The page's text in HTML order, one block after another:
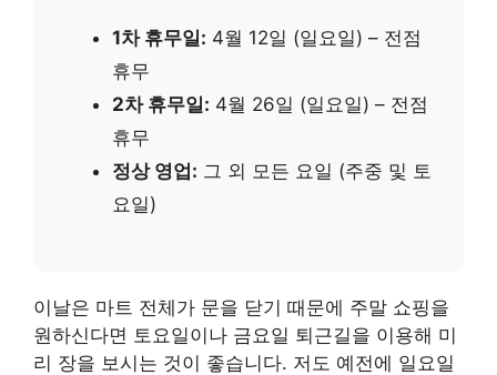
1차 휴무일: 4월 12일 (일요일) – 전점
휴무
2차 휴무일: 4월 26일 (일요일) – 전점
휴무
정상 영업: 그 외 모든 요일 (주중 및 토
요일)
이날은 마트 전체가 문을 닫기 때문에 주말 쇼핑을
원하신다면 토요일이나 금요일 퇴근길을 이용해 미
리 장을 보시는 것이 좋습니다. 저도 예전에 일요일